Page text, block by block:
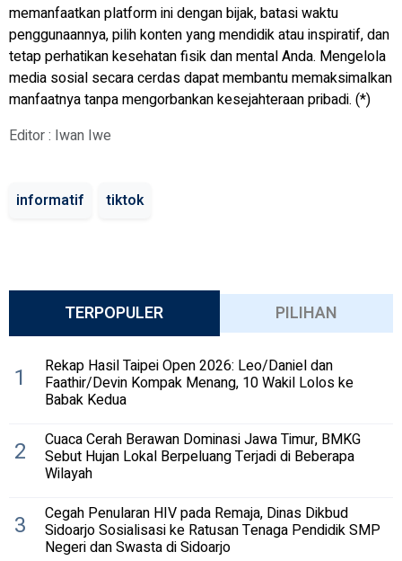
memanfaatkan platform ini dengan bijak, batasi waktu
penggunaannya, pilih konten yang mendidik atau inspiratif, dan
tetap perhatikan kesehatan fisik dan mental Anda. Mengelola
media sosial secara cerdas dapat membantu memaksimalkan
manfaatnya tanpa mengorbankan kesejahteraan pribadi. (*)
Editor : Iwan Iwe
informatif tiktok
TERPOPULER PILIHAN
1 Rekap Hasil Taipei Open 2026: Leo/Daniel dan
Faathir/Devin Kompak Menang, 10 Wakil Lolos ke
Babak Kedua
2 Cuaca Cerah Berawan Dominasi Jawa Timur, BMKG
Sebut Hujan Lokal Berpeluang Terjadi di Beberapa
Wilayah
3 Cegah Penularan HIV pada Remaja, Dinas Dikbud
Sidoarjo Sosialisasi ke Ratusan Tenaga Pendidik SMP
Negeri dan Swasta di Sidoarjo